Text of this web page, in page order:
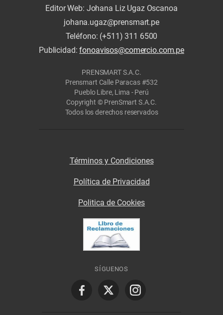
Editor Web: Johana Liz Ugaz Oscanoa
johana.ugaz@prensmart.pe
Teléfono: (+511) 311 6500
Publicidad:fonoavisos@comercio.com.pe
PRENSMART S.A.C.
Prensmart Calle Paracas #532
Pueblo Libre, Lima - Perú
Copyright © PrenSmart S.A.C.
Todos los derechos reservados
Términos y Condiciones
Política de Privacidad
Politica de Cookies
SÍGUENOS